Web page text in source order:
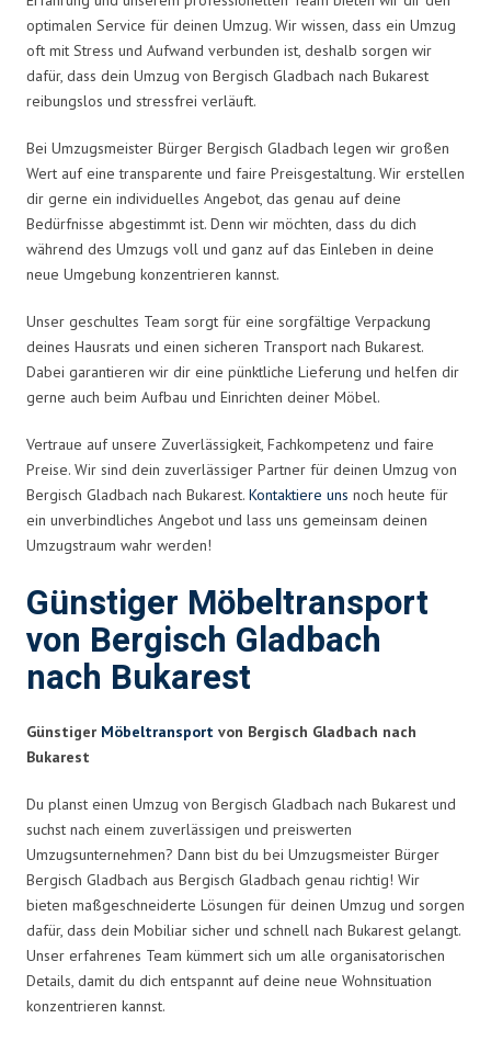
optimalen Service für deinen Umzug. Wir wissen, dass ein Umzug
oft mit Stress und Aufwand verbunden ist, deshalb sorgen wir
dafür, dass dein Umzug von Bergisch Gladbach nach Bukarest
reibungslos und stressfrei verläuft.
Bei Umzugsmeister Bürger Bergisch Gladbach legen wir großen
Wert auf eine transparente und faire Preisgestaltung. Wir erstellen
dir gerne ein individuelles Angebot, das genau auf deine
Bedürfnisse abgestimmt ist. Denn wir möchten, dass du dich
während des Umzugs voll und ganz auf das Einleben in deine
neue Umgebung konzentrieren kannst.
Unser geschultes Team sorgt für eine sorgfältige Verpackung
deines Hausrats und einen sicheren Transport nach Bukarest.
Dabei garantieren wir dir eine pünktliche Lieferung und helfen dir
gerne auch beim Aufbau und Einrichten deiner Möbel.
Vertraue auf unsere Zuverlässigkeit, Fachkompetenz und faire
Preise. Wir sind dein zuverlässiger Partner für deinen Umzug von
Bergisch Gladbach nach Bukarest. Kontaktiere uns noch heute für
ein unverbindliches Angebot und lass uns gemeinsam deinen
Umzugstraum wahr werden!
Günstiger Möbeltransport
von Bergisch Gladbach
nach Bukarest
Günstiger Möbeltransport von Bergisch Gladbach nach
Bukarest
Du planst einen Umzug von Bergisch Gladbach nach Bukarest und
suchst nach einem zuverlässigen und preiswerten
Umzugsunternehmen? Dann bist du bei Umzugsmeister Bürger
Bergisch Gladbach aus Bergisch Gladbach genau richtig! Wir
bieten maßgeschneiderte Lösungen für deinen Umzug und sorgen
dafür, dass dein Mobiliar sicher und schnell nach Bukarest gelangt.
Unser erfahrenes Team kümmert sich um alle organisatorischen
Details, damit du dich entspannt auf deine neue Wohnsituation
konzentrieren kannst.